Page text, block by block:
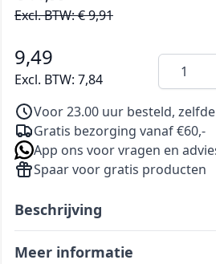
Excl. BTW:€ 9,91
9,49
Excl. BTW: 7,84
Aantal
Voor 23.00 uur besteld,
Gratis bezorging vanaf €60,-
App ons voor vragen en
Spaar voor gratis producten
Beschrijving
Meer informatie